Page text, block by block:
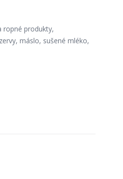
ropné produkty,
máslo, sušené mléko,